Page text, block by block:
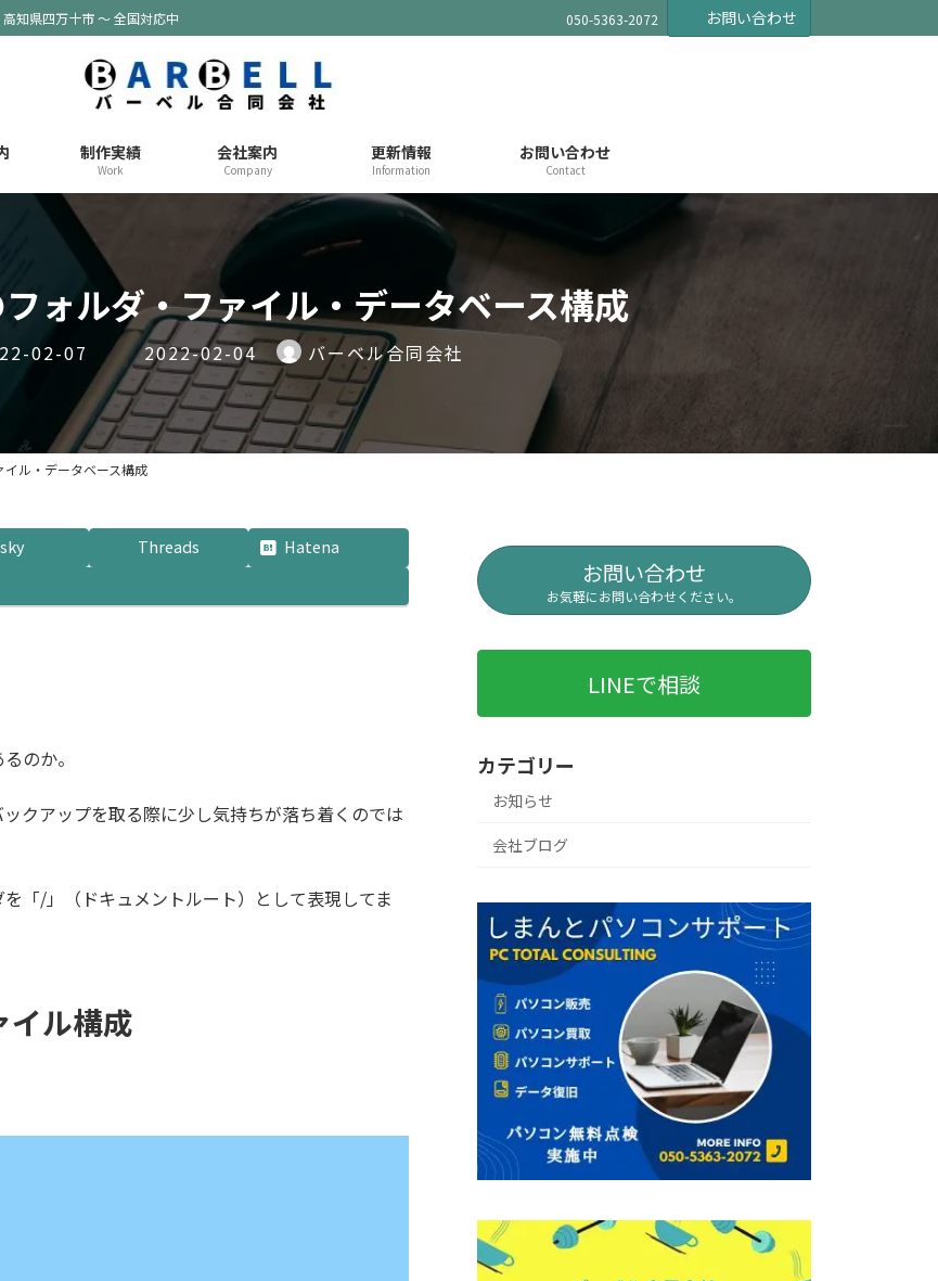
知県四万十市 ～ 全国対応中 050-5363-2072 お問い合わせ
制作実績
Work
会社案内
Company
更新情報
Information
お問い合わせ
Contact
ォルダ・ファイル・データベース構成
02-07
最
終
更
新
日
時
2022-02-04 バーベル合同会社
ル・データベース構成
Threads Hatena
のか。
クアップを取る際に少し気持ちが落ち着くのでは
「/」（ドキュメントルート）として表現してま
ル構成
お問い合わせ
お気軽にお問い合わせください。
LINEで相談
カテゴリー
お知らせ
会社ブログ